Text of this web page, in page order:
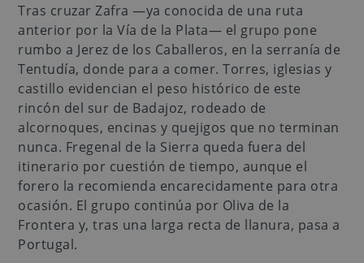
Tras cruzar Zafra —ya conocida de una ruta
anterior por la Vía de la Plata— el grupo pone
rumbo a Jerez de los Caballeros, en la serranía de
Tentudía, donde para a comer. Torres, iglesias y
castillo evidencian el peso histórico de este
rincón del sur de Badajoz, rodeado de
alcornoques, encinas y quejigos que no terminan
nunca. Fregenal de la Sierra queda fuera del
itinerario por cuestión de tiempo, aunque el
forero la recomienda encarecidamente para otra
ocasión. El grupo continúa por Oliva de la
Frontera y, tras una larga recta de llanura, pasa a
Portugal.